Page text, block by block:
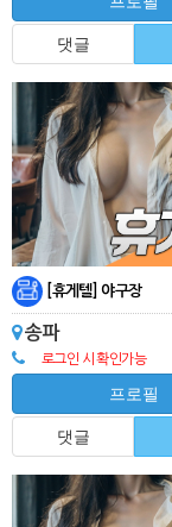
댓글
[휴게텔] 야구장
송파
로그인 시 확인가능
프로필
댓글